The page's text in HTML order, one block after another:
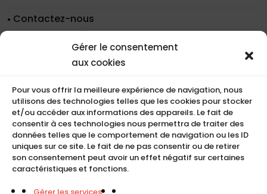
Gérer le consentement
aux cookies
Pour vous offrir la meilleure expérience de navigation, nous
utilisons des technologies telles que les cookies pour stocker
et/ou accéder aux informations des appareils. Le fait de
consentir à ces technologies nous permettra de traiter des
données telles que le comportement de navigation ou les ID
uniques sur ce site. Le fait de ne pas consentir ou de retirer
son consentement peut avoir un effet négatif sur certaines
caractéristiques et fonctions.
Contactez-nous
Nos coordonnées
Nos références
Recrutement
CGU
Mentions légales
Politique de cookies (UE)
COMPACT